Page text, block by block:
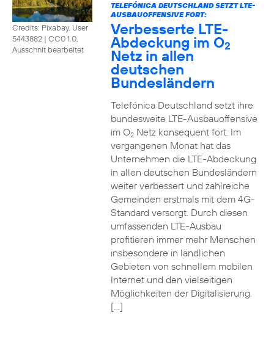
Credits: Pixabay, User
5443882 | CC0 1.0,
Ausschnit bearbeitet
TELEFÓNICA DEUTSCHLAND SETZT LTE-
AUSBAUOFFENSIVE FORT:
Verbesserte LTE-
Abdeckung im O2
Netz in allen
deutschen
Bundesländern
Telefónica Deutschland setzt ihre
bundesweite LTE-Ausbauoffensive
im O2Netz konsequent fort. Im
vergangenen Monat hat das
Unternehmen die LTE-Abdeckung
in allen deutschen Bundesländern
weiter verbessert und zahlreiche
Gemeinden erstmals mit dem 4G-
Standard versorgt. Durch diesen
umfassenden LTE-Ausbau
profitieren immer mehr Menschen
insbesondere in ländlichen
Gebieten von schnellem mobilen
Internet und den vielseitigen
Möglichkeiten der Digitalisierung.
[…]